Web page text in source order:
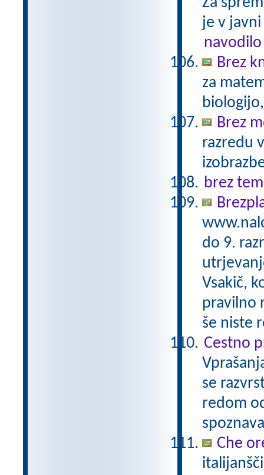
je v
navodilo
Brez
za
Brez
razredu
brez
do 9.
Vsakič,
pravilno
še niste
Cestno
se
redom
Che